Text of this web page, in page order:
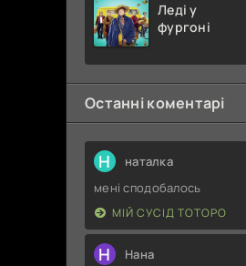
Леді у
фургоні
Останні коментарі
Н наталка
мені сподобалось
МІЙ СУСІД ТОТОРО
Н Нана